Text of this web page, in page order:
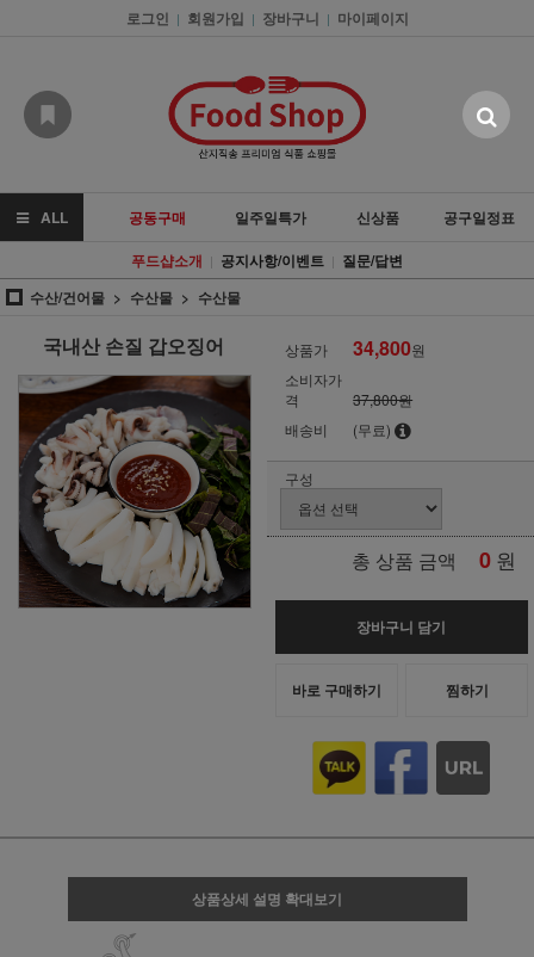
로그인 | 회원가입 | 장바구니 | 마이페이지
ALL 공동구매 일주일특가 신상품
공구일정표
푸드샵소개 | 공지사항/이벤트 | 질문/답변
수산/건어물
수산물 수산물
국내산 손질 갑오징어 상품가 34,800원
소비자가
격
37,800원
배송비
(무료)
구성
총 상품 금액 0 원
장바구니 담기
바로 구매하기 찜하기
상품상세 설명 확대보기